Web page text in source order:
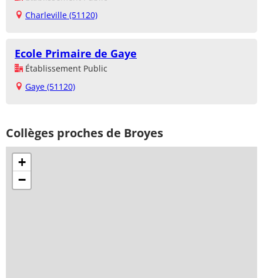
Charleville (51120)
Ecole Primaire de Gaye
Établissement Public
Gaye (51120)
Collèges proches de Broyes
+
−